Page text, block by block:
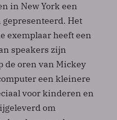
in New York een
Het
exemplaar heeft een
speakers zijn
de oren van Mickey
een kleinere
voor kinderen en
om